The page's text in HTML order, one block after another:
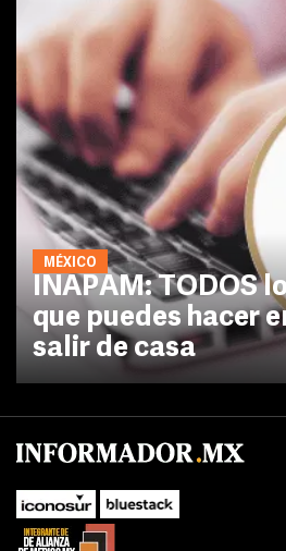
MÉXICO
INAPAM: TODOS
que puedes hacer
salir de casa